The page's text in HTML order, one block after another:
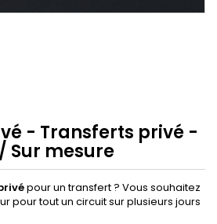
- Transferts privé -
Sur mesure
pour un transfert ? Vous souhaitez
pour tout un circuit sur plusieurs jours